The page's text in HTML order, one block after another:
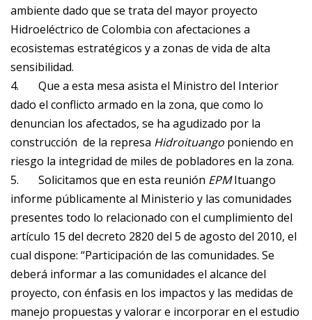
ambiente dado que se trata del mayor proyecto
Hidroeléctrico de Colombia con afectaciones a
ecosistemas estratégicos y a zonas de vida de alta
sensibilidad.
4. Que a esta mesa asista el Ministro del Interior
dado el conflicto armado en la zona, que como lo
denuncian los afectados, se ha agudizado por la
construcción de la represa Hidroituango poniendo en
riesgo la integridad de miles de pobladores en la zona.
5. Solicitamos que en esta reunión EPMItuango
informe públicamente al Ministerio y las comunidades
presentes todo lo relacionado con el cumplimiento del
artículo 15 del decreto 2820 del 5 de agosto del 2010, el
cual dispone: “Participación de las comunidades. Se
deberá informar a las comunidades el alcance del
proyecto, con énfasis en los impactos y las medidas de
manejo propuestas y valorar e incorporar en el estudio